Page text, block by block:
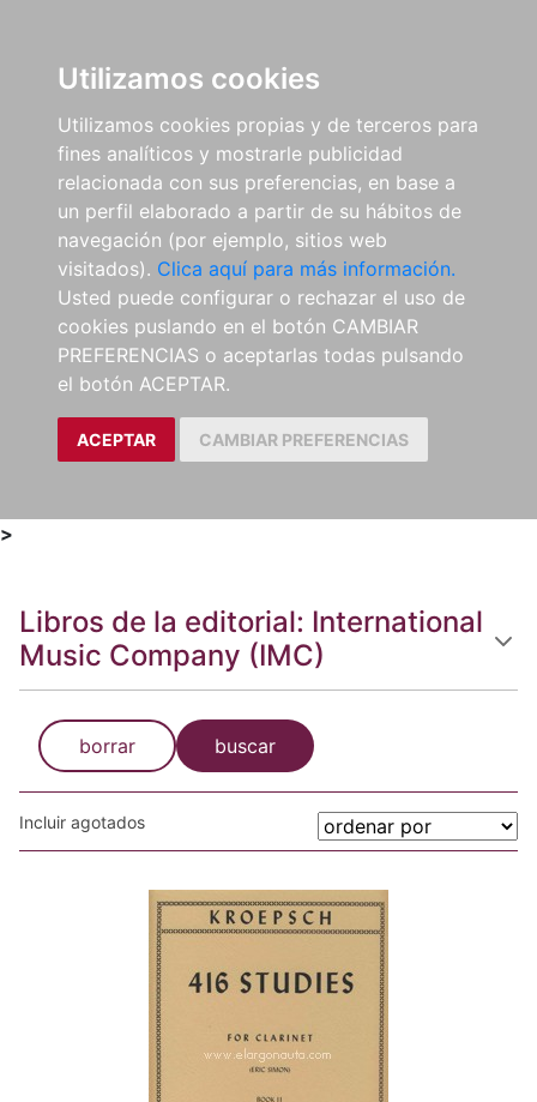
Utilizamos cookies
Utilizamos cookies propias y de terceros para
fines analíticos y mostrarle publicidad
relacionada con sus preferencias, en base a
un perfil elaborado a partir de su hábitos de
navegación (por ejemplo, sitios web
visitados). Clica aquí para más información.
Usted puede configurar o rechazar el uso de
cookies puslando en el botón CAMBIAR
PREFERENCIAS o aceptarlas todas pulsando
el botón ACEPTAR.
ACEPTAR CAMBIAR PREFERENCIAS
>
Libros de la editorial: International
Music Company (IMC)
borrar buscar
Incluir agotados